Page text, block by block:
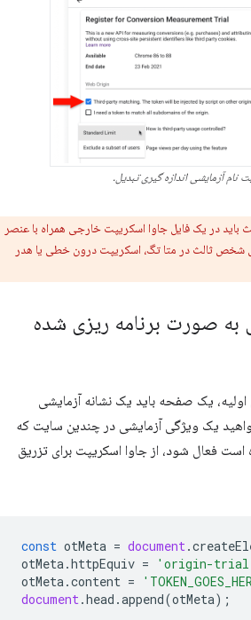
نام آزمایشی اندازه گیری تبدیل.
در یک فایل جاوا اسکریپت خارجی همراه با عنصر
شخص ثالث در متا تگ، اسکریپت درون خطی یا هدر
به صورت برنامه ریزی شده
یک صفحه باید یک نشانه آزمایشی
یک ویژگی آزمایشی در چندین سایت که
فعال شود، از جاوا اسکریپت برای تزریق
const otMeta = document.
otMeta.httpEquiv = 'origin-
otMeta.content =
document.head .append(otMeta);